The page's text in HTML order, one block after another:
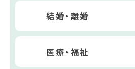
結婚・離婚
医療・福祉